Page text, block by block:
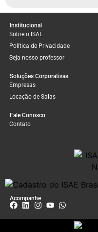
Institucional
Sobre o ISAE
Política de Privacidade
Seja nosso professor
Soluções Corporativas
Empresas
Locação de Salas
Fale Conosco
Contato
Acompanhe